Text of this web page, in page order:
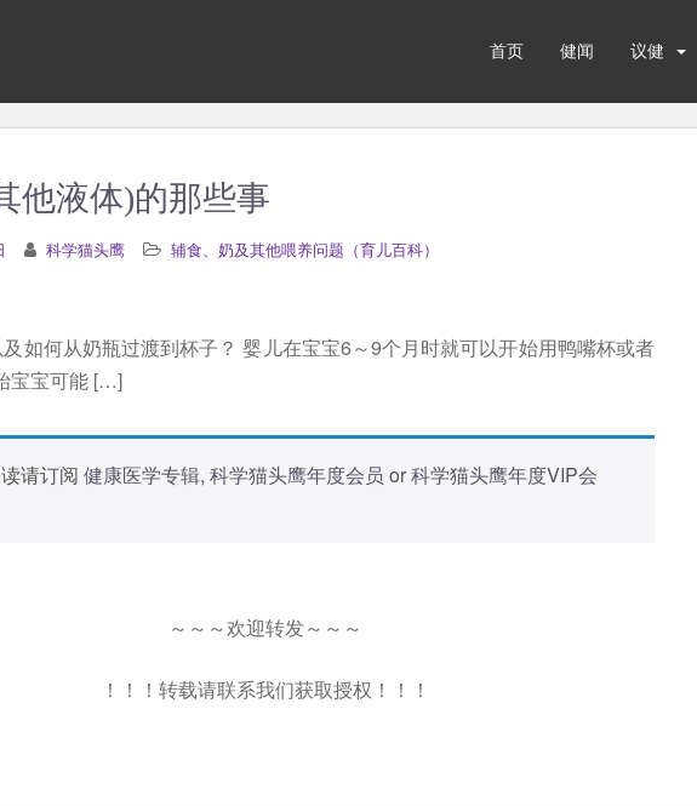
首页 健闻 议健
他液体)的那些事
科学猫头鹰 辅食、奶及其他喂养问题（育儿百科）
如何从奶瓶过渡到杯子？ 婴儿在宝宝6～9个月时就可以开始用鸭嘴杯或者
宝宝可能 […]
请订阅 健康医学专辑, 科学猫头鹰年度会员 or科学猫头鹰年度VIP会
～～～欢迎转发～～～
！！！转载请联系我们获取授权！！！